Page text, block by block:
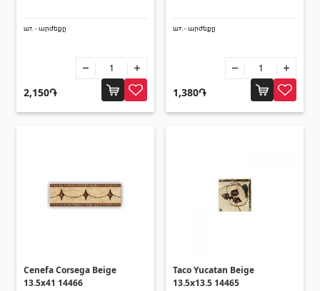
шт. - արժեքը
2,150֏
шт. - արժեքը
1,380֏
Cenefa Corsega Beige
13.5x41 14466
Taco Yucatan Beige
13.5x13.5 14465